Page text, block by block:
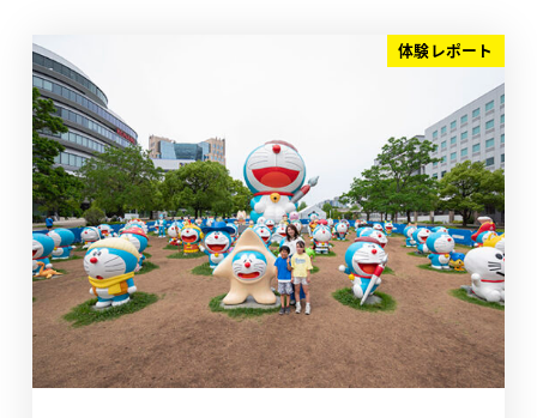
体験レポート